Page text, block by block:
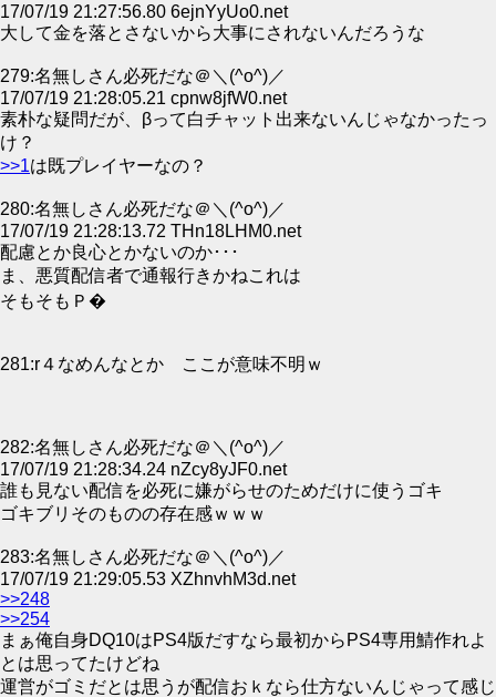
17/07/19 21:27:56.80 6ejnYyUo0.net
大して金を落とさないから大事にされないんだろうな
279:名無しさん必死だな＠＼(^o^)／
17/07/19 21:28:05.21 cpnw8jfW0.net
素朴な疑問だが、βって白チャット出来ないんじゃなかったっ
け？
>>1は既プレイヤーなの？
280:名無しさん必死だな＠＼(^o^)／
17/07/19 21:28:13.72 THn18LHM0.net
配慮とか良心とかないのか･･･
ま、悪質配信者で通報行きかねこれは
そもそもＰ�
281:r４なめんなとか ここが意味不明ｗ
282:名無しさん必死だな＠＼(^o^)／
17/07/19 21:28:34.24 nZcy8yJF0.net
誰も見ない配信を必死に嫌がらせのためだけに使うゴキ
ゴキブリそのものの存在感ｗｗｗ
283:名無しさん必死だな＠＼(^o^)／
17/07/19 21:29:05.53 XZhnvhM3d.net
>>248
>>254
まぁ俺自身DQ10はPS4版だすなら最初からPS4専用鯖作れよ
とは思ってたけどね
運営がゴミだとは思うが配信おｋなら仕方ないんじゃって感じ